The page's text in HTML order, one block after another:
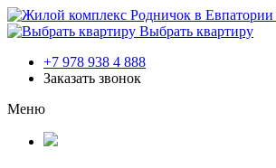
Выбрать квартиру
+7 978 938 4 888
Заказать звонок
Меню